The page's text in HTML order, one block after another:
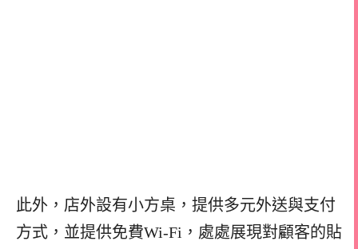
此外，店外設有小方桌，提供多元外送與支付
方式，並提供免費Wi-Fi，處處展現對顧客的貼